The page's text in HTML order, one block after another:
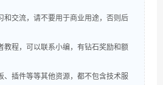
交流，请不要用于商业用途，否则后
程，可以联系小编，有钻石奖励和额
插件等等其他资源，都不包含技术服